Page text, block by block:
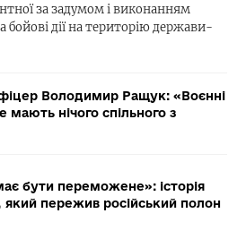
за задумом і виконанням
бойові дії на територію держави-
Володимир Ращук: «Воєнні
мають нічого спільного з
бути переможене»: історія
який пережив російський полон